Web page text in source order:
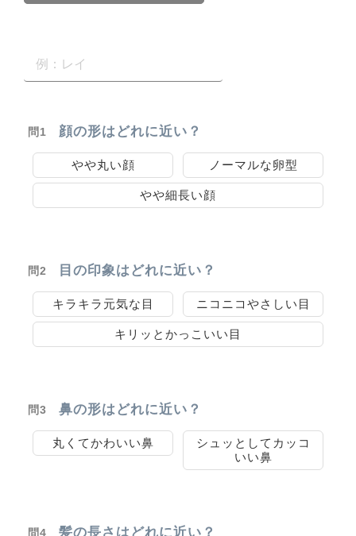
問1 顔の形はどれに近い？
やや丸い顔 ノーマルな卵型
やや細長い顔
問2 目の印象はどれに近い？
キラキラ元気な目 ニコニコやさしい目
キリッとかっこいい目
問3 鼻の形はどれに近い？
丸くてかわいい鼻
シュッとしてカッコ
いい鼻
問4 髪の長さはどれに近い？